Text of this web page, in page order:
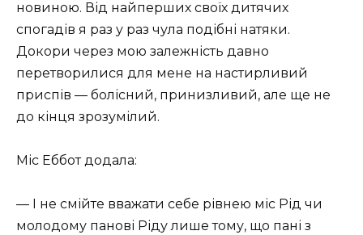
новиною. Від найперших своїх дитячих
спогадів я раз у раз чула подібні натяки.
Докори через мою залежність давно
перетворилися для мене на настирливий
приспів — болісний, принизливий, але ще не
до кінця зрозумілий.
Міс Еббот додала:
— І не смійте вважати себе рівнею міс Рід чи
молодому панові Ріду лише тому, що пані з